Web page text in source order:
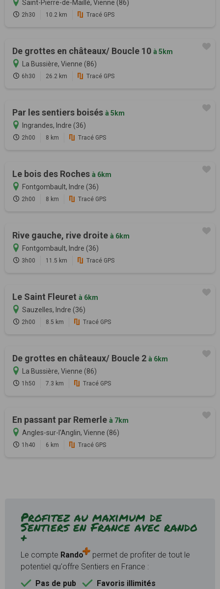
Saint-Pierre-de-Maillé, Vienne (86)
2h30 10.2 km Tracé GPS
De grottes en châteaux/ Boucle 10 à 5km
La Bussière, Vienne (86)
6h30 26.2 km Tracé GPS
Par les sentiers boisés à 5km
Ingrandes, Indre (36)
2h00 8 km Tracé GPS
Le bois des Roches à 6km
Fontgombault, Indre (36)
2h00 8 km Tracé GPS
Rive gauche, rive droite à 6km
Fontgombault, Indre (36)
3h00 11.5 km Tracé GPS
Le Saint Fleuret à 6km
Sauzelles, Indre (36)
2h00 8.5 km Tracé GPS
De grottes en châteaux/ Boucle 2 à 6km
La Bussière, Vienne (86)
1h50 7.3 km Tracé GPS
En passant par Remerle à 7km
Angles-sur-l'Anglin, Vienne (86)
1h40 6 km Tracé GPS
Profitez au maximum de
Sentiers en France avec rando
+
Le compte Rando
permet de profiter de tout le
potentiel qu'offre Sentiers en France :
Pas de pub
Favoris illimités